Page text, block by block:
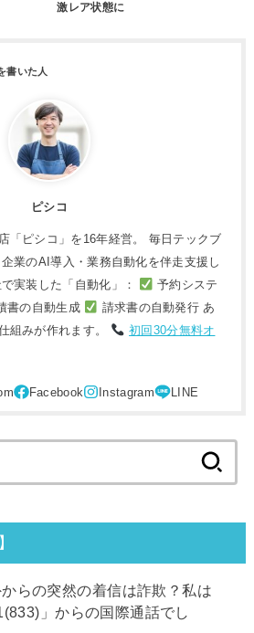
激レア状態に
ピシコ
「ピシコ」を16年経営。 毎日テックブ
業のAI導入・業務自動化を伴走支援し
実装した「自動化」：
予約システ
書の自動生成
請求書の自動発行 あ
組みが作れます。
初回30分無料オ
索:
らの突然の着信は詐欺？私は
」からの国際通話でし